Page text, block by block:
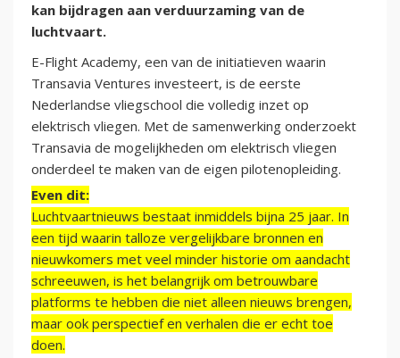
kan bijdragen aan verduurzaming van de
luchtvaart.
E-Flight Academy, een van de initiatieven waarin
Transavia Ventures investeert, is de eerste
Nederlandse vliegschool die volledig inzet op
elektrisch vliegen. Met de samenwerking onderzoekt
Transavia de mogelijkheden om elektrisch vliegen
onderdeel te maken van de eigen pilotenopleiding.
Even dit:
Luchtvaartnieuws bestaat inmiddels bijna 25 jaar. In
een tijd waarin talloze vergelijkbare bronnen en
nieuwkomers met veel minder historie om aandacht
schreeuwen, is het belangrijk om betrouwbare
platforms te hebben die niet alleen nieuws brengen,
maar ook perspectief en verhalen die er echt toe
doen.